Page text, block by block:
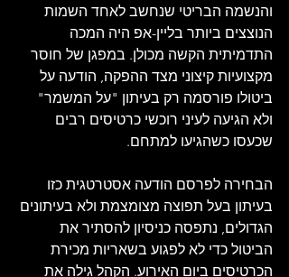
והנשמה הבריטי שנחשב לאחד השמות
הנוצצים ביותר בליין-אפ היה המכה
התדמיתית הקשה מכולן. במפגן של חוסר
מקצועיות קיצוני מצד ההפקה, הודעה על
ביטולו פורסמה רק בעיתון "על המשמר"
ולא הגיעה לעיני רוכשי כרטיסים רבים
שכעסו כשהגיעו למתחם.
הבחירה לפרסם הודעה אסטרטגית כזו
בעיתון בעל תפוצה מצומצמת ולא בעיתונים
הגדולים, נתפסה כניסיון להסתיר את
הביטול כדי לא לפגוע בשאריות מכירת
הכרטיסים ביום האירוע. הקהל גילה את